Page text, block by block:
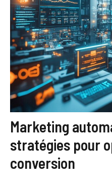
Marketing
stratégies pour
conversion